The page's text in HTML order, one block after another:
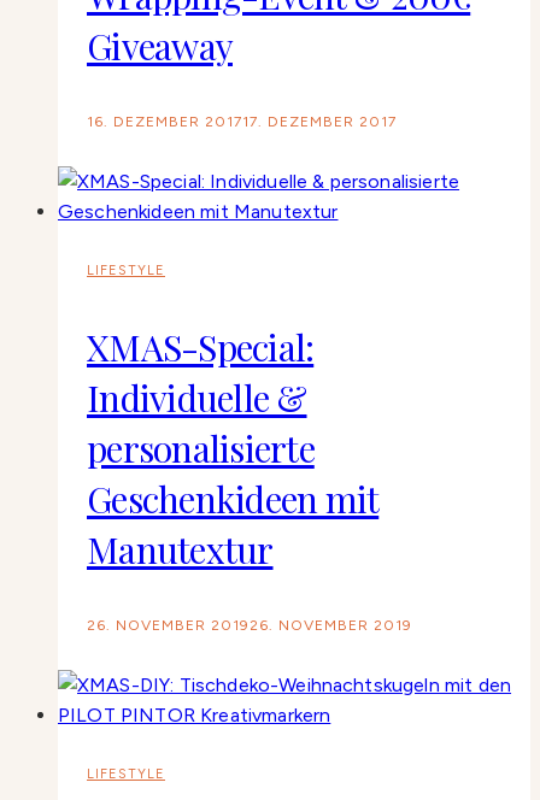
Giveaway
16. DEZEMBER 201717. DEZEMBER 2017
LIFESTYLE
XMAS-Special:
Individuelle &
personalisierte
Geschenkideen mit
Manutextur
26. NOVEMBER 2019 26. NOVEMBER 2019
LIFESTYLE